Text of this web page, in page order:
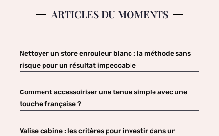
ARTICLES DU MOMENTS
Nettoyer un store enrouleur blanc : la méthode sans
risque pour un résultat impeccable
Comment accessoiriser une tenue simple avec une
touche française ?
Valise cabine : les critères pour investir dans un